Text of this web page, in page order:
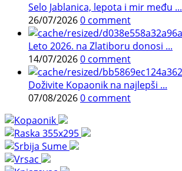
Selo Jablanica, lepota i mir među ...
26/07/20260 comment
Leto 2026. na Zlatiboru donosi ...
14/07/20260 comment
Doživite Kopaonik na najlepši ...
07/08/20260 comment